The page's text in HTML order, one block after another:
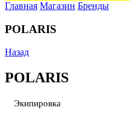
Главная Магазин Бренды
POLARIS
Назад
POLARIS
Экипировка